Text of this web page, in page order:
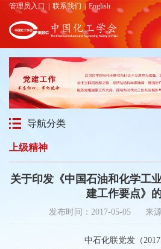
管理员入口 联系我们 | English
导航分类
上级精神
关于印发《中国石油和化学工
建工作要点》
发布时间：2017-05-05 来
中石化联党发（